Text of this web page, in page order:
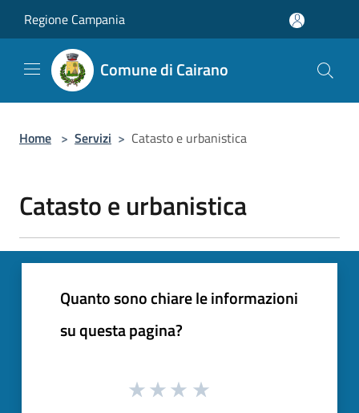
Regione Campania
Comune di Cairano
Home > Servizi > Catasto e urbanistica
Catasto e urbanistica
Quanto sono chiare le informazioni
su questa pagina?